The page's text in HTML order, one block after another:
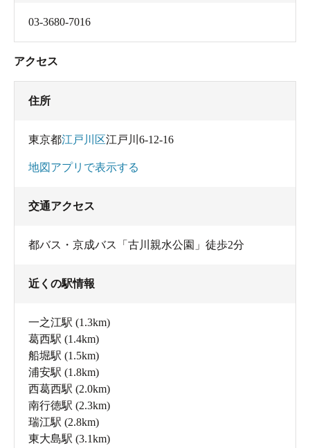
03-3680-7016
アクセス
住所
東京都江戸川区江戸川6-12-16
地図アプリで表示する
交通アクセス
都バス・京成バス「古川親水公園」徒歩2分
近くの駅情報
一之江駅 (1.3km)
葛西駅 (1.4km)
船堀駅 (1.5km)
浦安駅 (1.8km)
西葛西駅 (2.0km)
南行徳駅 (2.3km)
瑞江駅 (2.8km)
東大島駅 (3.1km)